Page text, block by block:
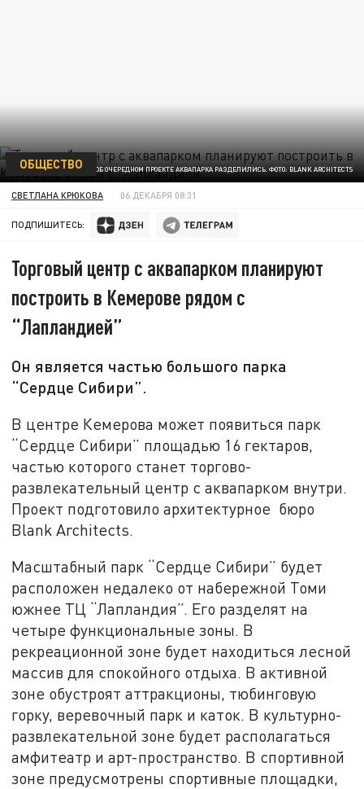
МНЕНИЯ ГОРОЖАН ОБ ОЧЕРЕДНОМ ПРОЕКТЕ АКВАПАРКА РАЗДЕЛИЛИСЬ. ФОТО: BLANK ARCHITECTS
ОБЩЕСТВО
СВЕТЛАНА КРЮКОВА 06 ДЕКАБРЯ 08:31
ПОДПИШИТЕСЬ:
Торговый центр с аквапарком планируют
построить в Кемерове рядом с
“Лапландией”
Он является частью большого парка
“Сердце Сибири”.
В центре Кемерова может появиться парк
“Сердце Сибири” площадью 16 гектаров,
частью которого станет торгово-
развлекательный центр с аквапарком внутри.
Проект подготовило архитектурное бюро
Blank Architects.
Масштабный парк “Сердце Сибири” будет
расположен недалеко от набережной Томи
южнее ТЦ “Лапландия”. Его разделят на
четыре функциональные зоны. В
рекреационной зоне будет находиться лесной
массив для спокойного отдыха. В активной
зоне обустроят аттракционы, тюбинговую
горку, веревочный парк и каток. В культурно-
развлекательной зоне будет располагаться
амфитеатр и арт-пространство. В спортивной
зоне предусмотрены спортивные площадки,